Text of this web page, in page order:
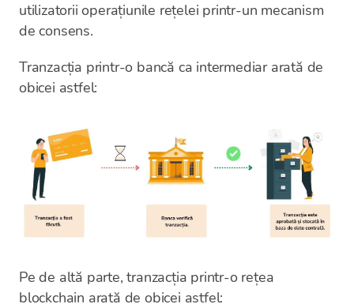
utilizatorii operațiunile rețelei printr-un mecanism
de consens.
Tranzacția printr-o bancă ca intermediar arată de
obicei astfel:
Pe de altă parte, tranzacția printr-o rețea
blockchain arată de obicei astfel: